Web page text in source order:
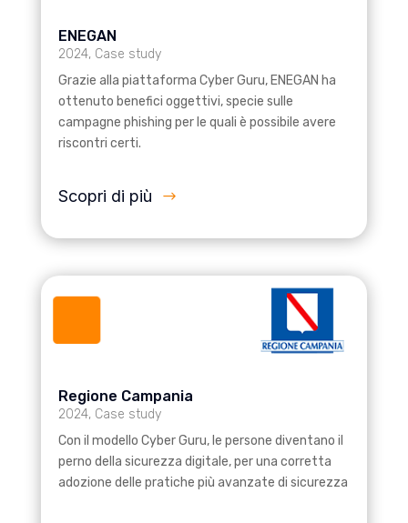
ENEGAN
2024, Case study
Grazie alla piattaforma Cyber Guru, ENEGAN ha
ottenuto benefici oggettivi, specie sulle
campagne phishing per le quali è possibile avere
riscontri certi.
Scopri di più
Regione Campania
2024, Case study
Con il modello Cyber Guru, le persone diventano il
perno della sicurezza digitale, per una corretta
adozione delle pratiche più avanzate di sicurezza